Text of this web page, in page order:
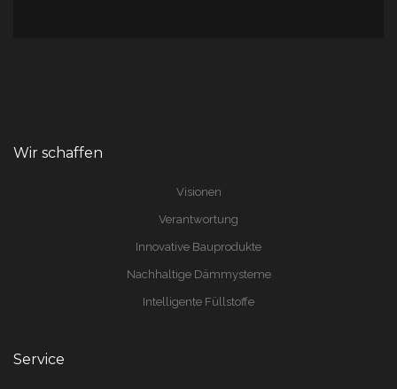
Wir schaffen
Visionen
Verantwortung
Innovative Bauprodukte
Nachhaltige Dämmysteme
Intelligente Füllstoffe
Service